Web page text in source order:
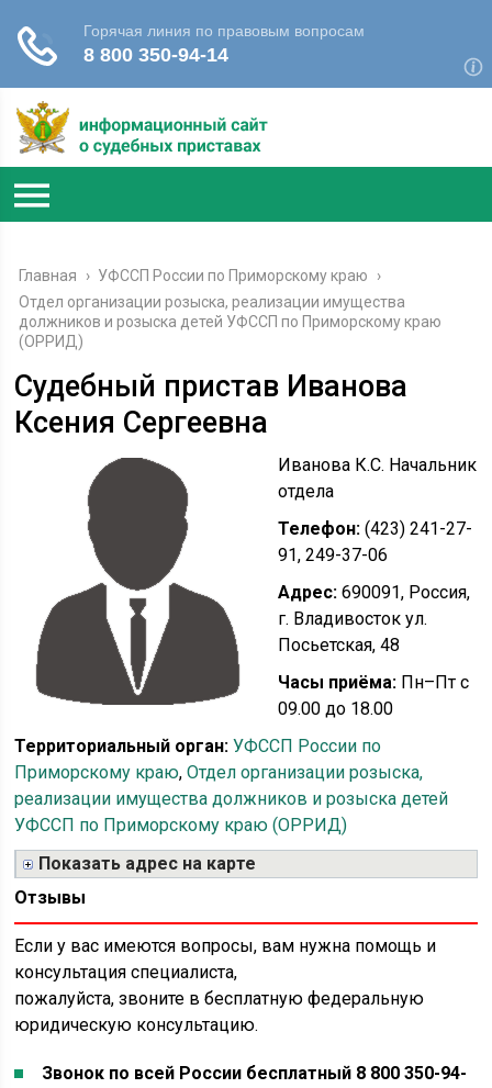
Главная › УФССП России по Приморскому краю
›
Отдел организации розыска, реализации имущества
должников и розыска детей УФССП по Приморскому краю
(ОРРИД)
Судебный пристав Иванова
Ксения Сергеевна
Иванова К.С. Начальник
отдела
Телефон: (423) 241-27-
91, 249-37-06
Адрес: 690091, Россия,
г. Владивосток ул.
Посьетская, 48
Часы приёма: Пн–Пт с
09.00 до 18.00
Территориальный орган: УФССП России по
Приморскому краю,Отдел организации розыска,
реализации имущества должников и розыска детей
УФССП по Приморскому краю (ОРРИД)
Показать адрес на карте
Отзывы
Если у вас имеются вопросы, вам нужна помощь и
консультация специалиста,
пожалуйста, звоните в бесплатную федеральную
юридическую консультацию.
Звонок по всей России бесплатный 8 800 350-94-